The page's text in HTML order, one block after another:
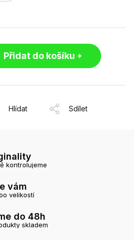
Přidat do košíku
Hlídat Sdílet
kontrolujeme
vám
velikostí
do 48h
skladem